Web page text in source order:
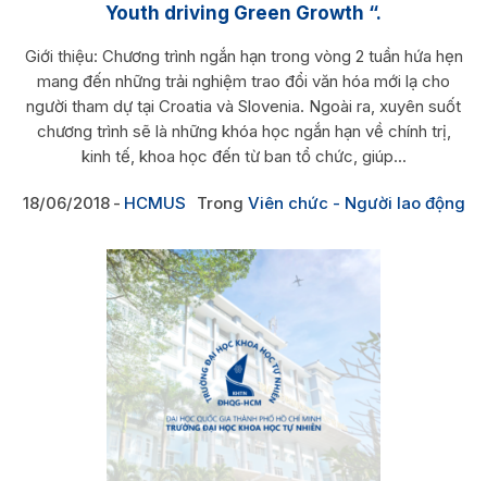
Youth driving Green Growth “.
Giới thiệu: Chương trình ngắn hạn trong vòng 2 tuần hứa hẹn
mang đến những trải nghiệm trao đổi văn hóa mới lạ cho
người tham dự tại Croatia và Slovenia. Ngoài ra, xuyên suốt
chương trình sẽ là những khóa học ngắn hạn về chính trị,
kinh tế, khoa học đến từ ban tổ chức, giúp...
18/06/2018 HCMUS Trong Viên chức - Người lao động